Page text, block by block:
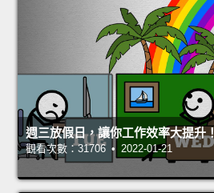
週三放假日，讓你工作效率大提升！
觀看次數：31706 • 2022-01-21